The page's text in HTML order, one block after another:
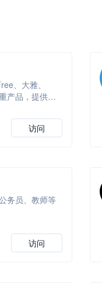
、大雅、
产品，提供高
访问
务员、教师等
访问